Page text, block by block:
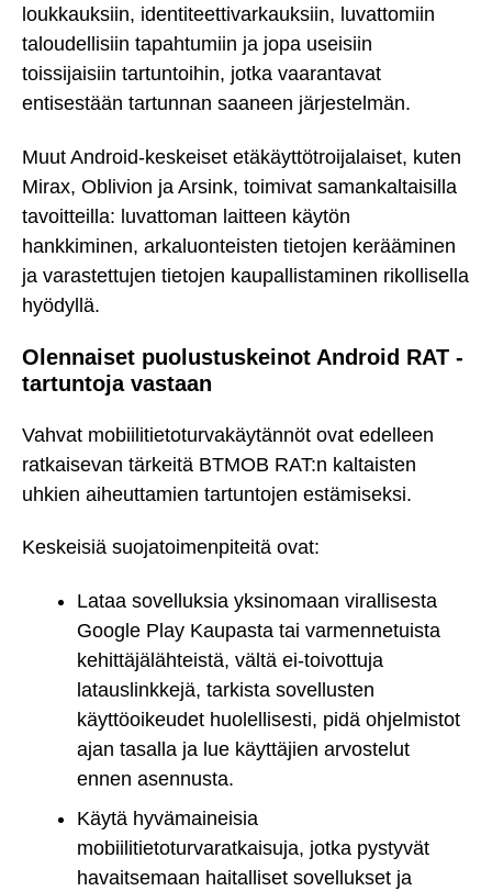
loukkauksiin, identiteettivarkauksiin, luvattomiin
taloudellisiin tapahtumiin ja jopa useisiin
toissijaisiin tartuntoihin, jotka vaarantavat
entisestään tartunnan saaneen järjestelmän.
Muut Android-keskeiset etäkäyttötroijalaiset, kuten
Mirax, Oblivion ja Arsink, toimivat samankaltaisilla
tavoitteilla: luvattoman laitteen käytön
hankkiminen, arkaluonteisten tietojen kerääminen
ja varastettujen tietojen kaupallistaminen rikollisella
hyödyllä.
Olennaiset puolustuskeinot Android RAT -
tartuntoja vastaan
Vahvat mobiilitietoturvakäytännöt ovat edelleen
ratkaisevan tärkeitä BTMOB RAT:n kaltaisten
uhkien aiheuttamien tartuntojen estämiseksi.
Keskeisiä suojatoimenpiteitä ovat:
Lataa sovelluksia yksinomaan virallisesta
Google Play Kaupasta tai varmennetuista
kehittäjälähteistä, vältä ei-toivottuja
latauslinkkejä, tarkista sovellusten
käyttöoikeudet huolellisesti, pidä ohjelmistot
ajan tasalla ja lue käyttäjien arvostelut
ennen asennusta.
Käytä hyvämaineisia
mobiilitietoturvaratkaisuja, jotka pystyvät
havaitsemaan haitalliset sovellukset ja